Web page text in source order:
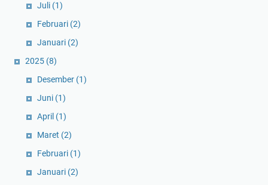
Juli (1)
Februari (2)
Januari (2)
2025 (8)
Desember (1)
Juni (1)
April (1)
Maret (2)
Februari (1)
Januari (2)